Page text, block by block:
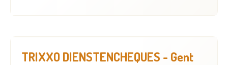
TRIXXO DIENSTENCHEQUES - Gent